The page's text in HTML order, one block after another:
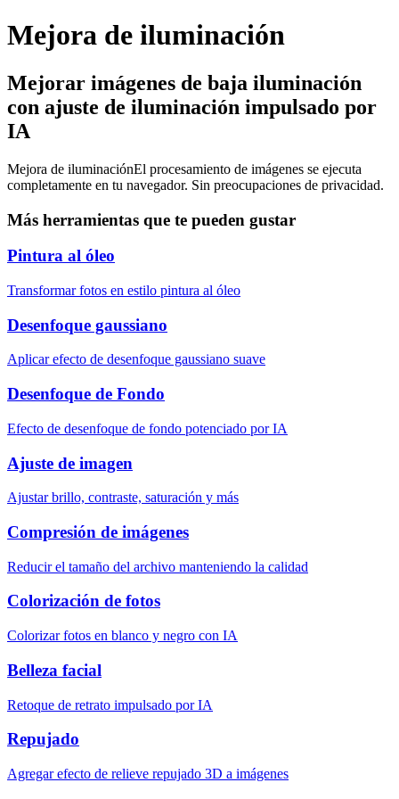
Mejora de iluminación
Mejorar imágenes de baja iluminación
con ajuste de iluminación impulsado por
IA
Mejora de iluminaciónEl procesamiento de imágenes se ejecuta
completamente en tu navegador. Sin preocupaciones de privacidad.
Más herramientas que te pueden gustar
Pintura al óleo
Transformar fotos en estilo pintura al óleo
Desenfoque gaussiano
Aplicar efecto de desenfoque gaussiano suave
Desenfoque de Fondo
Efecto de desenfoque de fondo potenciado por IA
Ajuste de imagen
Ajustar brillo, contraste, saturación y más
Compresión de imágenes
Reducir el tamaño del archivo manteniendo la calidad
Colorización de fotos
Colorizar fotos en blanco y negro con IA
Belleza facial
Retoque de retrato impulsado por IA
Repujado
Agregar efecto de relieve repujado 3D a imágenes